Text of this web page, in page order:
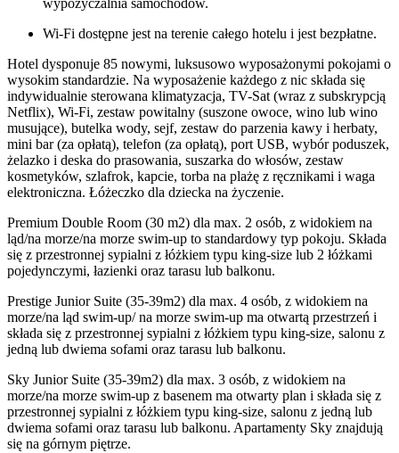
wypożyczalnia samochodów.
Wi-Fi dostępne jest na terenie całego hotelu i jest bezpłatne.
Hotel dysponuje 85 nowymi, luksusowo wyposażonymi pokojami o
wysokim standardzie. Na wyposażenie każdego z nic składa się
indywidualnie sterowana klimatyzacja, TV-Sat (wraz z subskrypcją
Netflix), Wi-Fi, zestaw powitalny (suszone owoce, wino lub wino
musujące), butelka wody, sejf, zestaw do parzenia kawy i herbaty,
mini bar (za opłatą), telefon (za opłatą), port USB, wybór poduszek,
żelazko i deska do prasowania, suszarka do włosów, zestaw
kosmetyków, szlafrok, kapcie, torba na plażę z ręcznikami i waga
elektroniczna. Łóżeczko dla dziecka na życzenie.
Premium Double Room (30 m2) dla max. 2 osób, z widokiem na
ląd/na morze/na morze swim-up to standardowy typ pokoju. Składa
się z przestronnej sypialni z łóżkiem typu king-size lub 2 łóżkami
pojedynczymi, łazienki oraz tarasu lub balkonu.
Prestige Junior Suite (35-39m2) dla max. 4 osób, z widokiem na
morze/na ląd swim-up/ na morze swim-up ma otwartą przestrzeń i
składa się z przestronnej sypialni z łóżkiem typu king-size, salonu z
jedną lub dwiema sofami oraz tarasu lub balkonu.
Sky Junior Suite (35-39m2) dla max. 3 osób, z widokiem na
morze/na morze swim-up z basenem ma otwarty plan i składa się z
przestronnej sypialni z łóżkiem typu king-size, salonu z jedną lub
dwiema sofami oraz tarasu lub balkonu. Apartamenty Sky znajdują
się na górnym piętrze.